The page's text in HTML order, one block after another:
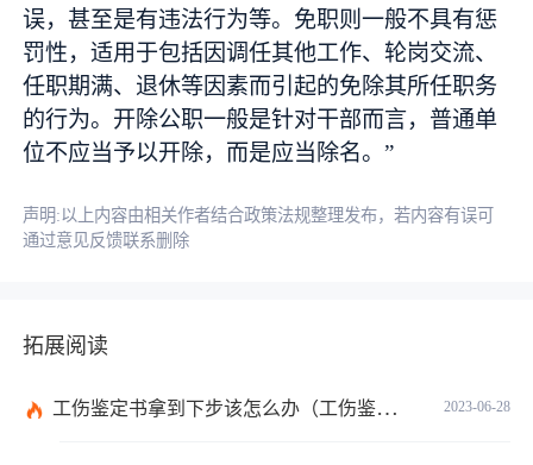
误，甚至是有违法行为等。免职则一般不具有惩
罚性，适用于包括因调任其他工作、轮岗交流、
任职期满、退休等因素而引起的免除其所任职务
的行为。开除公职一般是针对干部而言，普通单
位不应当予以开除，而是应当除名。”
声明:以上内容由相关作者结合政策法规整理发布，若内容有误可
通过意见反馈联系删除
拓展阅读
2023-06-28
工伤鉴定书拿到下步该怎么办（工伤鉴定后要是对伤残等级结论不服怎么办）